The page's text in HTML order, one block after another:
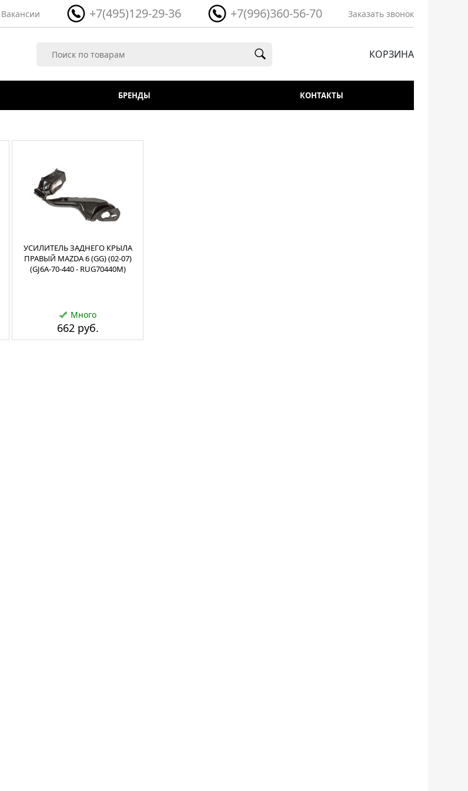
Вакансии +7(495)129-29-36 +7(996)360-56-70 Заказать звонок
КОРЗИНА
БРЕНДЫ КОНТАКТЫ
УСИЛИТЕЛЬ ЗАДНЕГО КРЫЛА
ПРАВЫЙ MAZDA 6 (GG) (02-07)
(GJ6A-70-440 - RUG70440M)
Много
662 руб.